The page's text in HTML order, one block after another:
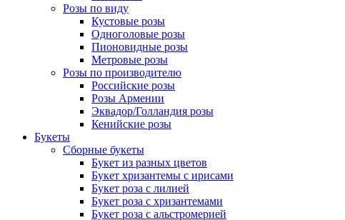
Розы по виду
Кустовые розы
Одноголовые розы
Пионовидные розы
Метровые розы
Розы по производителю
Российские розы
Розы Армении
Эквадор/Голландия розы
Кенийские розы
Букеты
Сборные букеты
Букет из разных цветов
Букет хризантемы с ирисами
Букет роза с лилией
Букет роза с хризантемами
Букет роза с альстромерией